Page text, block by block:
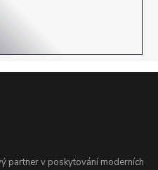
partner v poskytování moderních